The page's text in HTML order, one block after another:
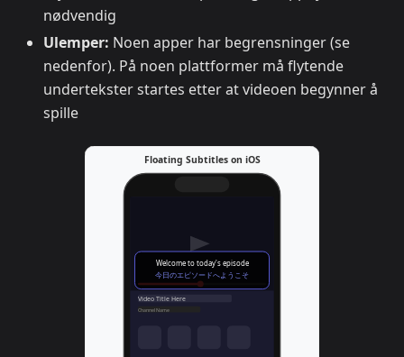
nødvendig
Ulemper: Noen apper har begrensninger (se
nedenfor). På noen plattformer må flytende
undertekster startes etter at videoen begynner å
spille